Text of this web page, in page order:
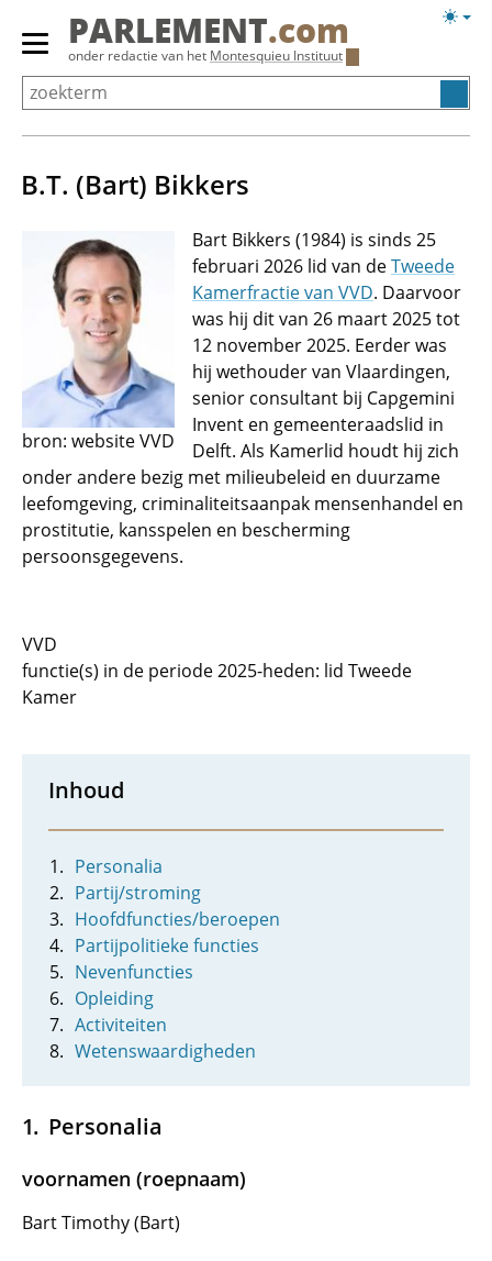
Overslaan
Primair
menu
tonen/verbergen
PARLEMENT.com
onder redactie van het Montesquieu Instituut
B.T. (Bart) Bikkers
bron: website VVD
Bart Bikkers (1984) is sinds 25
februari 2026 lid van deTweede
Kamerfractie van VVD. Daarvoor
was hij dit van 26 maart 2025 tot
12 november 2025. Eerder was
hij wethouder van Vlaardingen,
senior consultant bij Capgemini
Invent en gemeenteraadslid in
Delft. Als Kamerlid houdt hij zich
onder andere bezig met milieubeleid en duurzame
leefomgeving, criminaliteitsaanpak mensenhandel en
prostitutie, kansspelen en bescherming
persoonsgegevens.
VVD
functie(s) in de periode 2025-heden: lid Tweede
Kamer
Inhoud
Personalia
Partij/stroming
Hoofdfuncties/beroepen
Partijpolitieke functies
Nevenfuncties
Opleiding
Activiteiten
Wetenswaardigheden
Personalia
voornamen (roepnaam)
Bart Timothy (Bart)